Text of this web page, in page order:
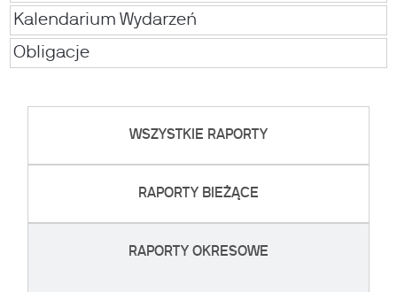
Kalendarium Wydarzeń
Obligacje
WSZYSTKIE RAPORTY
RAPORTY BIEŻĄCE
RAPORTY OKRESOWE